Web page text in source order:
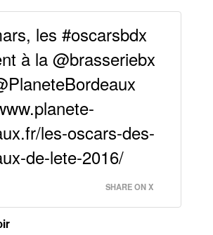
les #oscarsbdx
à la @brasseriebx
les-oscars-des-
de-lete-2016/
SHARE ON X